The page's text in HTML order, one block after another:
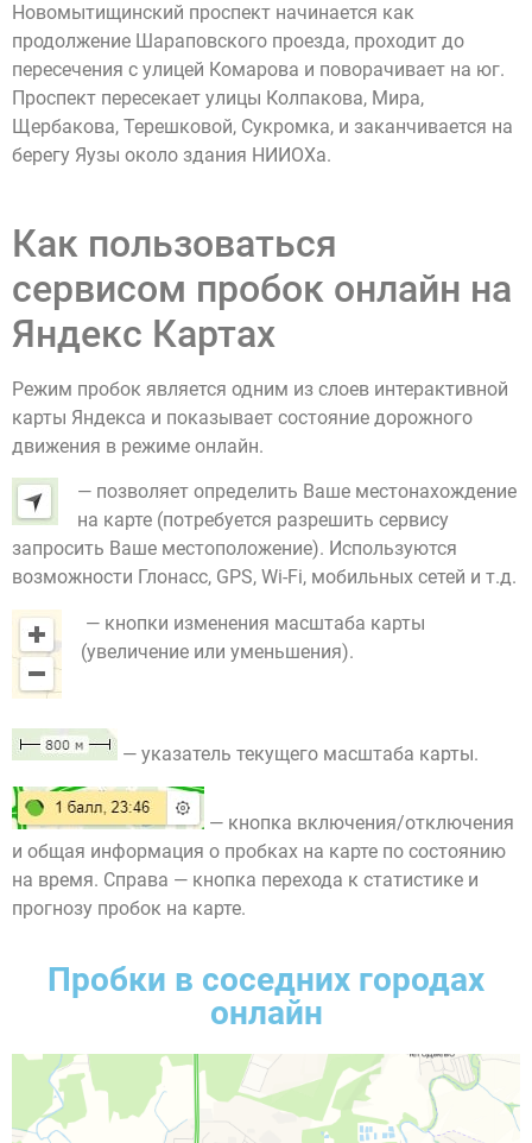
Новомытищинский проспект начинается как
продолжение Шараповского проезда, проходит до
пересечения с улицей Комарова и поворачивает на юг.
Проспект пересекает улицы Колпакова, Мира,
Щербакова, Терешковой, Сукромка, и заканчивается на
берегу Яузы около здания НИИОХа.
Как пользоваться
сервисом пробок онлайн на
Яндекс Картах
Режим пробок является одним из слоев интерактивной
карты Яндекса и показывает состояние дорожного
движения в режиме онлайн.
— позволяет определить Ваше местонахождение
на карте (потребуется разрешить сервису
запросить Ваше местоположение). Используются
возможности Глонасс, GPS, Wi-Fi, мобильных сетей и т.д.
— кнопки изменения масштаба карты
(увеличение или уменьшения).
— указатель текущего масштаба карты.
— кнопка включения/отключения
и общая информация о пробках на карте по состоянию
на время. Справа — кнопка перехода к статистике и
прогнозу пробок на карте.
Пробки в соседних городах
онлайн